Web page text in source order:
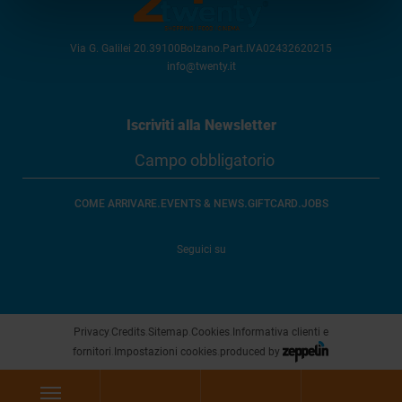
Via G. Galilei 20.39100 Bolzano. Part.IVA02432620215
info@twenty.it
Iscriviti alla Newsletter
COME ARRIVARE. EVENTS & NEWS.GIFTCARD.JOBS
Seguici su
Privacy. Credits Sitemap Cookies Informativa clienti e
fornitori Impostazioni cookies produced by